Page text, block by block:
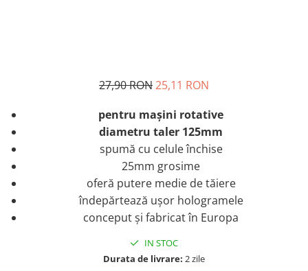
27,90 RON25,11 RON
pentru maşini rotative
diametru taler 125mm
spumă cu celule închise
25mm grosime
oferă putere medie de tăiere
îndepărtează uşor hologramele
conceput şi fabricat în Europa
IN STOC
Durata de livrare: 2 zile